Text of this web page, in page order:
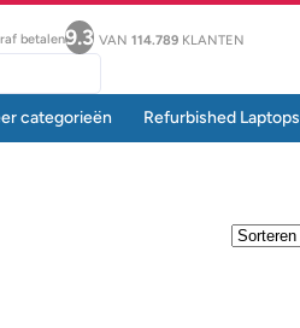
betalen9.3 VAN 114.789 KLANTEN
categorieën Refurbished Laptops